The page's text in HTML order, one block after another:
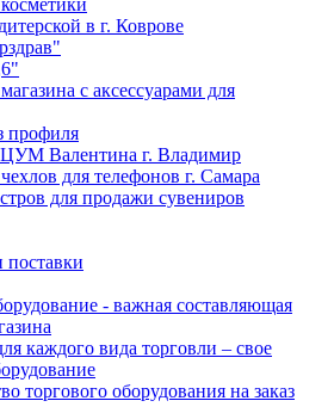
в г. Коврове
с аксессуарами для
профиля
Валентина г. Владимир
для телефонов г. Самара
для продажи сувениров
поставки
- важная составляющая
каждого вида торговли – свое
торгового оборудования на заказ